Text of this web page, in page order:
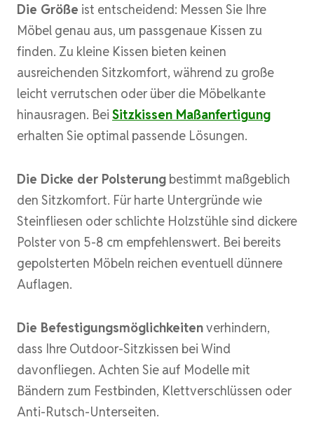
Die Größe ist entscheidend: Messen Sie Ihre
Möbel genau aus, um passgenaue Kissen zu
finden. Zu kleine Kissen bieten keinen
ausreichenden Sitzkomfort, während zu große
leicht verrutschen oder über die Möbelkante
hinausragen. Bei Sitzkissen Maßanfertigung
erhalten Sie optimal passende Lösungen.
Die Dicke der Polsterung bestimmt maßgeblich
den Sitzkomfort. Für harte Untergründe wie
Steinfliesen oder schlichte Holzstühle sind dickere
Polster von 5-8 cm empfehlenswert. Bei bereits
gepolsterten Möbeln reichen eventuell dünnere
Auflagen.
Die Befestigungsmöglichkeitenverhindern,
dass Ihre Outdoor-Sitzkissen bei Wind
davonfliegen. Achten Sie auf Modelle mit
Bändern zum Festbinden, Klettverschlüssen oder
Anti-Rutsch-Unterseiten.